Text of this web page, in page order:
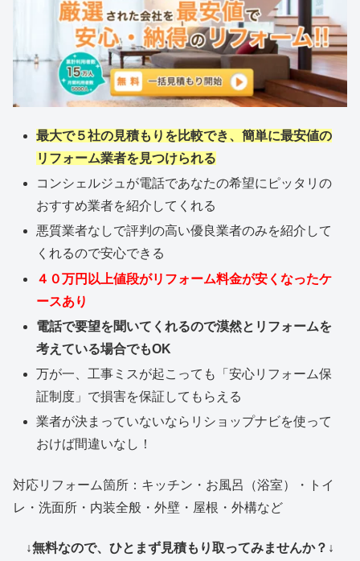
最大で５社の見積もりを比較でき、簡単に最安値の
リフォーム業者を見つけられる
コンシェルジュが電話であなたの希望にピッタリの
おすすめ業者を紹介してくれる
悪質業者なしで評判の高い優良業者のみを紹介して
くれるので安心できる
４０万円以上値段がリフォーム料金が安くなったケ
ースあり
電話で要望を聞いてくれるので漠然とリフォームを
考えている場合でもOK
万が一、工事ミスが起こっても「安心リフォーム保
証制度」で損害を保証してもらえる
業者が決まっていないならリショップナビを使って
おけば間違いなし！
対応リフォーム箇所：キッチン・お風呂（浴室）・トイ
レ・洗面所・内装全般・外壁・屋根・外構など
↓無料なので、ひとまず見積もり取ってみませんか？↓